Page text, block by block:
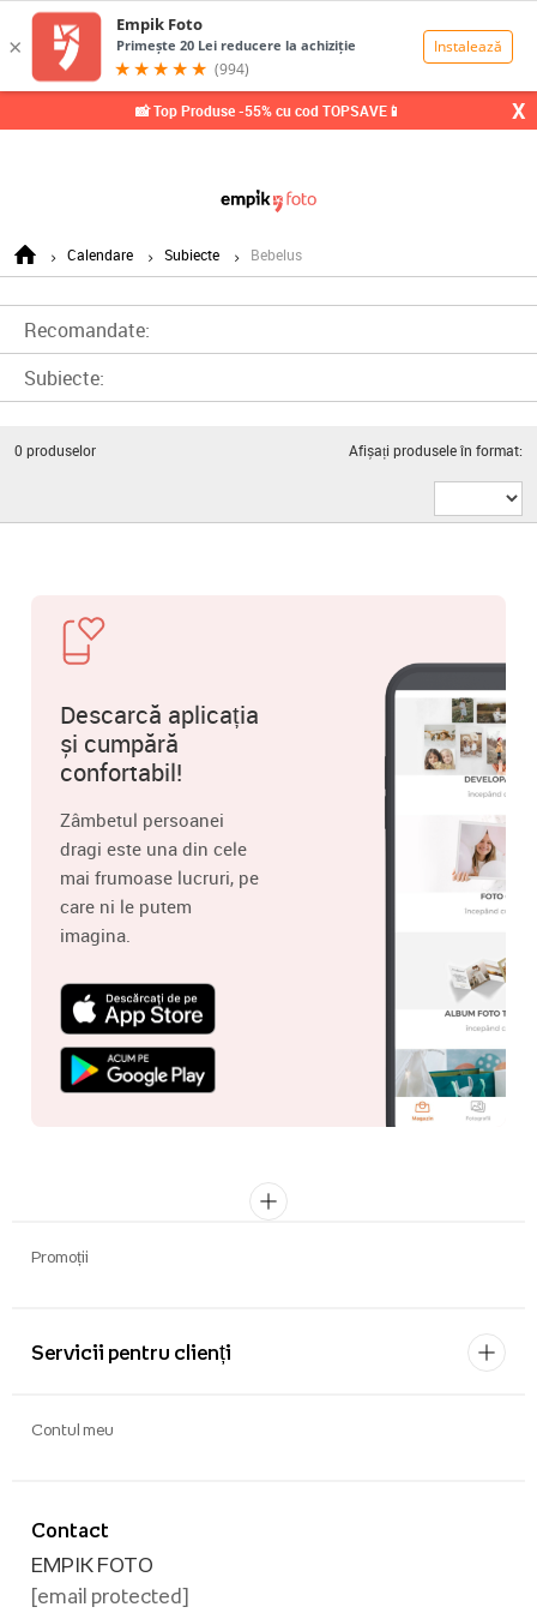
📸 Top Produse -55% cu cod TOPSAVE📱 X
Calendare Subiecte Bebelus
Recomandate:
Subiecte:
0 produselor Afișați produsele în format:
Descarcă aplicația
și cumpără
confortabil!
Zâmbetul persoanei
dragi este una din cele
mai frumoase lucruri, pe
care ni le putem
imagina.
Promoții
Servicii pentru clienți
Contact
EMPIK FOTO
[email protected]
Contul meu